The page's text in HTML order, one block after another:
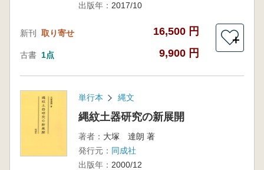
出版年： 2017/10
新刊 取り寄せ 16,500 円
古書 1点 9,900 円
＋
単行本 縄文
縄紋土器研究の新展開
著者： 大塚 達朗 著
発行元： 同成社
出版年： 2000/12